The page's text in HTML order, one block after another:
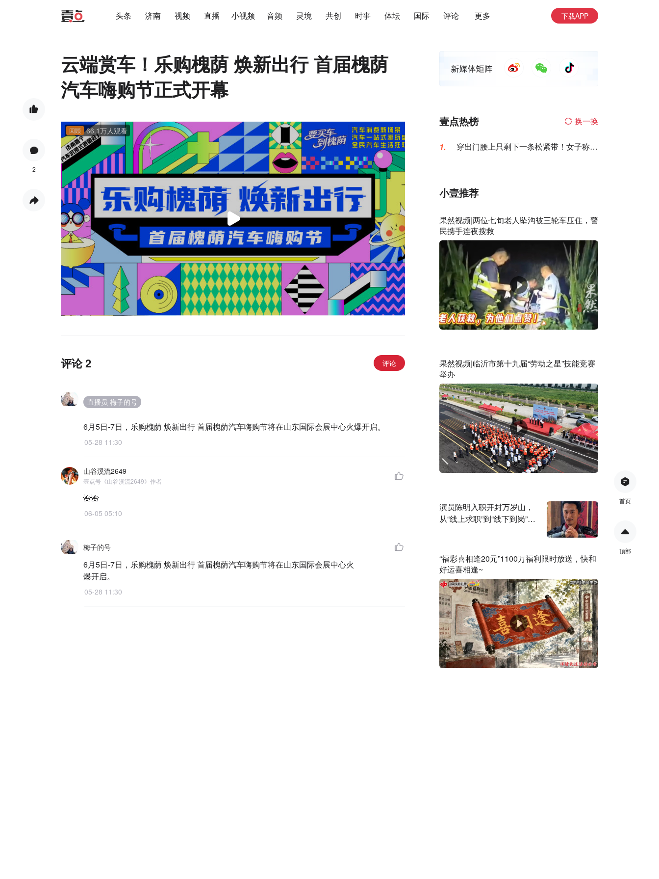
头条 济南 视频 直播 小视频 音频 灵境 共创 时事 体坛 国际 评论 更多 下载APP
2
云端赏车！乐购槐荫 焕新出行 首届槐荫
汽车嗨购节正式开幕
回顾 66.1万人观看
壹点热榜 换一换
1.
穿出门腰上只剩下一条松紧带！女子称名
小壹推荐
果然视频|两位七旬老人坠沟被三轮车压住，警
民携手连夜搜救
果然视频|临沂市第十九届“劳动之星”技能竞赛
举办
演员陈明入职开封万岁山，
从“线上求职”到“线下到岗”仅
“福彩喜相逢20元”1100万福利限时放送，快和
好运喜相逢~
首页
顶部
评论 2 评论
直播员 梅子的号
6月5日-7日，乐购槐荫 焕新出行 首届槐荫汽车嗨购节将在山东国际会展中心火爆开启。
05-28 11:30
山谷溪流2649
壹点号《山谷溪流2649》作者
🌺🌺
06-05 05:10
梅子的号
6月5日-7日，乐购槐荫 焕新出行 首届槐荫汽车嗨购节将在山东国际会展中心火
爆开启。
05-28 11:30